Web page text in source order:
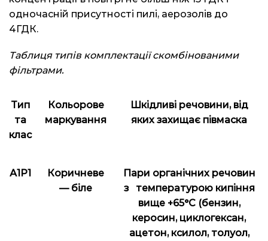
одночасній присутності пилі, аерозолів до
4ГДК.
Таблиця типів комплектації скомбінованими
фільтрами.
Тип
та
клас
Кольорове
маркування
Шкідливі речовини, від
яких захищає півмаска
А1Р1
Коричневе
— біле
Пари органічних речовин
з температурою кипіння
вище +65°С (бензин,
керосин, циклогексан,
ацетон, ксилол, толуол,